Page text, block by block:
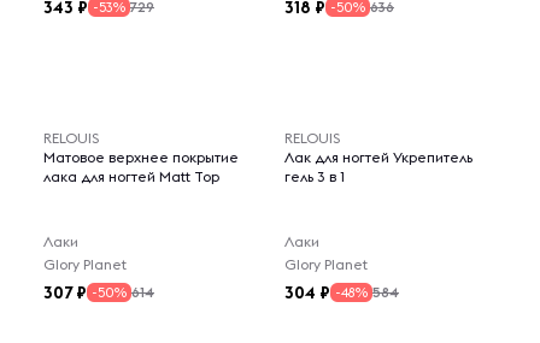
343 -53% 729 318 -50% 636
RELOUIS
Матовое верхнее покрытие
лака для ногтей Matt Top
Лаки
Glory Planet
307 -50% 614
RELOUIS
Лак для ногтей Укрепитель
гель 3 в 1
Лаки
Glory Planet
304 -48% 584